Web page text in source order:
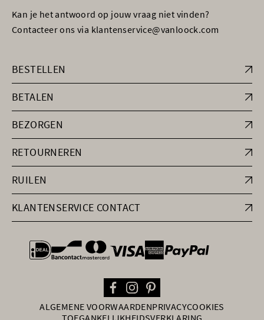
Kan je het antwoord op jouw vraag niet vinden?
Contacteer ons via klantenservice@vanloock.com
BESTELLEN
BETALEN
BEZORGEN
RETOURNEREN
RUILEN
KLANTENSERVICE CONTACT
general.paymentOptions
ALGEMENE VOORWAARDENPRIVACYCOOKIES
TOEGANKELIJKHEIDSVERKLARING